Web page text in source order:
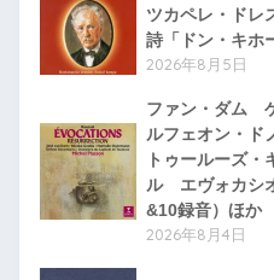
ツカペレ・ド
詩「ドン・キホ
2026年8月5日
ファン・ダム
ルフェオン・
トゥールーズ
ル エヴォカシ
&10録音）ほか
2026年8月4日